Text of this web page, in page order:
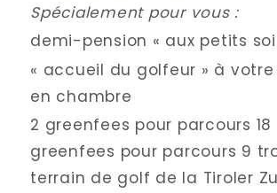
Spécialement pour vous :
demi-pension « aux petits
« accueil du golfeur » à
en chambre
2 greenfees pour parcours
greenfees pour parcours 9
terrain de golf de la Tiroler